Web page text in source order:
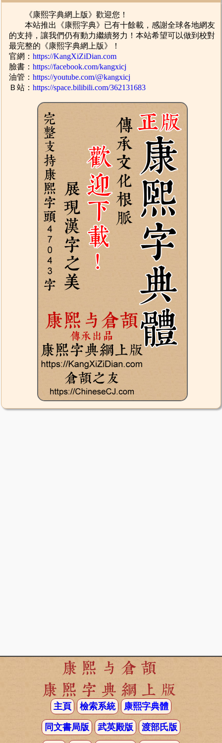
《康熙字典網上版》歡迎您！
本站推出《康熙字典》已有十餘載，感謝全球各地網友
的支持，讓我們仍有動力繼續努力！本站希望可以做到校對
最完整的《康熙字典網上版》！
官網：https://KangXiZiDian.com
臉書：https://facebook.com/kangxicj
油管：https://youtube.com/@kangxicj
Ｂ站：https://space.bilibili.com/362131683
康熙与倉頡
康熙字典網上版
主頁 檢索系統 康熙字典體
同文書局版 武英殿版 渡部氏版